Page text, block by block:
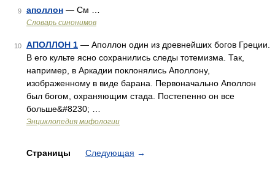
9 аполлон — См …
Словарь синонимов
10 АПОЛЛОН 1 — Аполлон один из древнейших богов Греции.
В его культе ясно сохранились следы тотемизма. Так,
например, в Аркадии поклонялись Аполлону,
изображенному в виде барана. Первоначально Аполлон
был богом, охраняющим стада. Постепенно он все
больше&#8230; …
Энциклопедия мифологии
Страницы Следующая →